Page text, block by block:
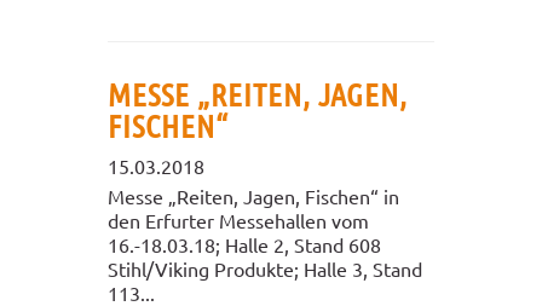
MESSE „REITEN, JAGEN,
FISCHEN“
15.03.2018
Messe „Reiten, Jagen, Fischen“ in
den Erfurter Messehallen vom
16.-18.03.18; Halle 2, Stand 608
Stihl/Viking Produkte; Halle 3, Stand
113...